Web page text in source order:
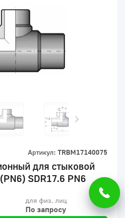
Артикул: TRBM17140075
для стыковой
SDR17.6 PN6
для физ. лиц
По запросу